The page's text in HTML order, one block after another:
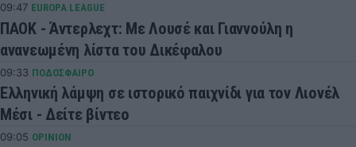
09:47 EUROPA LEAGUE
ΠΑΟΚ - Άντερλεχτ: Με Λουσέ και Γιαννούλη η
ανανεωμένη λίστα του Δικέφαλου
09:33 ΠΟΔΟΣΦΑΙΡΟ
Ελληνική λάμψη σε ιστορικό παιχνίδι για τον Λιονέλ
Μέσι - Δείτε βίντεο
09:05 OPINION